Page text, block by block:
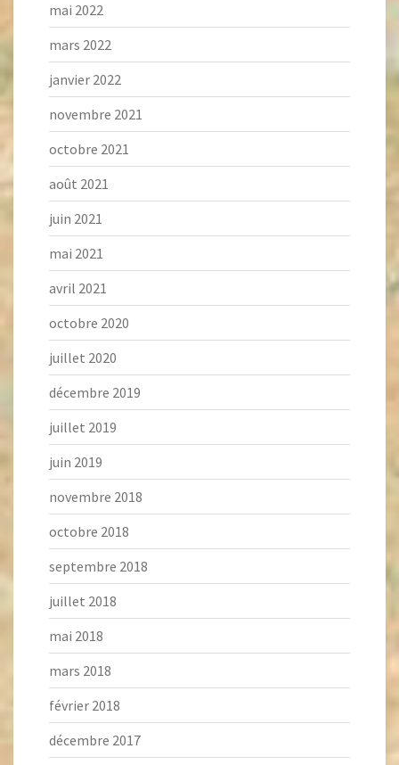
mai 2022
mars 2022
janvier 2022
novembre 2021
octobre 2021
août 2021
juin 2021
mai 2021
avril 2021
octobre 2020
juillet 2020
décembre 2019
juillet 2019
juin 2019
novembre 2018
octobre 2018
septembre 2018
juillet 2018
mai 2018
mars 2018
février 2018
décembre 2017